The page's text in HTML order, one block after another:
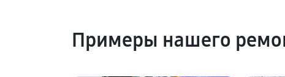
Примеры нашего